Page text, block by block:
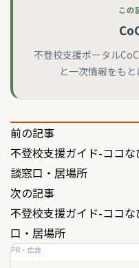
この
不登校支援ポータル
と一次情報をもと
投
稿
ナ
ビ
ゲ
前の記事
不登校支援ガイド-ココ
談窓口・居場所
次の記事
不登校支援ガイド-ココ
口・居場所
PR・広告